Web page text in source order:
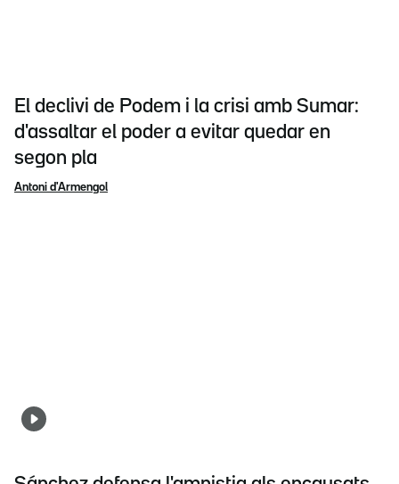
El declivi de Podem i la crisi amb Sumar:
d'assaltar el poder a evitar quedar en
segon pla
Antoni d'Armengol